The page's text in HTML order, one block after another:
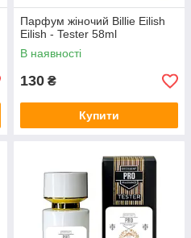
Парфум жіночий Billie Eilish
Eilish - Tester 58ml
В наявності
130 ₴
Купити